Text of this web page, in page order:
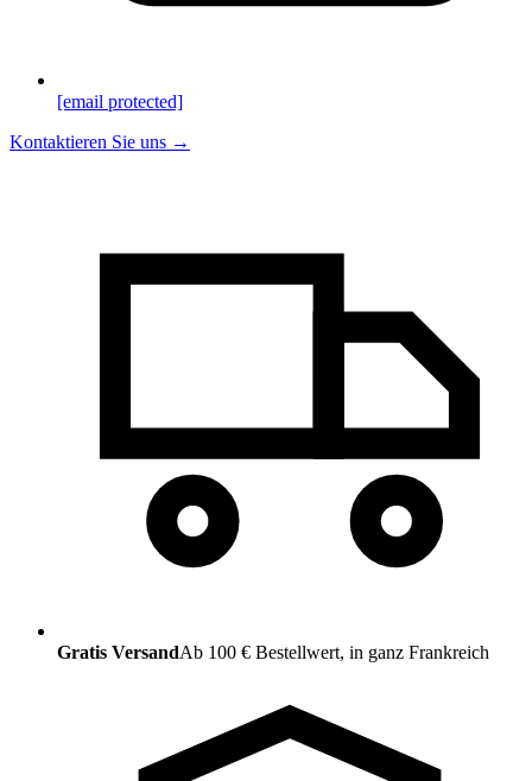
[email protected]
Kontaktieren Sie uns →
Gratis VersandAb 100 € Bestellwert, in ganz Frankreich